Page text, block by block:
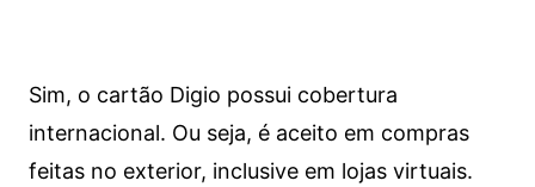
Sim, o cartão Digio possui cobertura
internacional. Ou seja, é aceito em compras
feitas no exterior, inclusive em lojas virtuais.